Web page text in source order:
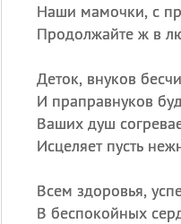
Наши мамочки, с
Продолжайте ж в
Деток, внуков
И праправнуков
Ваших душ
Исцеляет пусть
Всем здоровья,
В беспокойных